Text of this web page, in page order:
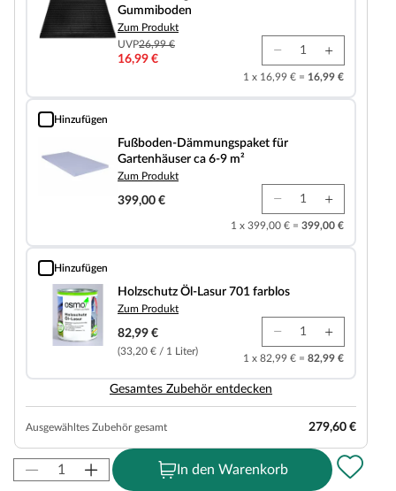
Gummiboden
Zum Produkt
UVP26,99 €
16,99 €
1 x 16,99 € = 16,99 €
Hinzufügen
Fußboden-Dämmungspaket für Gartenhäuser ca 6-9 m²
Fußboden-Dämmungspaket für
Gartenhäuser ca 6-9 m²
Zum Produkt
399,00 €
1 x 399,00 € = 399,00 €
Hinzufügen
Holzschutz Öl-Lasur 701 farblos
Holzschutz Öl-Lasur 701 farblos
Zum Produkt
82,99 €
(33,20 € / 1 Liter)
1 x 82,99 € = 82,99 €
Gesamtes Zubehör entdecken
Ausgewähltes Zubehör gesamt 279,60 €
In den Warenkorb